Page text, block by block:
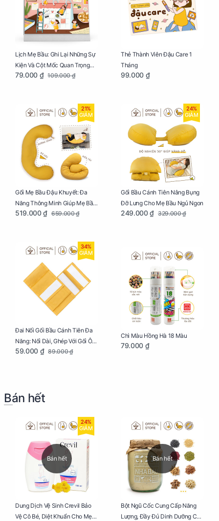
Lịch Mẹ Bầu: Ghi Lại Những Sự
Kiện Và Cột Mốc Quan Trọng
Của Mẹ Và Bé
79.000 ₫ 109.000 ₫
Thẻ Thành Viên Đậu Care 1
Tháng
99.000 ₫
21%
GIẢM
Gối Mẹ Bầu Đậu Khuyết: Đa
Năng Thông Minh Giúp Mẹ Bầu
Ngủ Ngon, Cho Bé Bú Sau Sinh
519.000 ₫ 659.000 ₫
24%
GIẢM
Gối Bầu Cánh Tiên Nâng Bụng
Đỡ Lưng Cho Mẹ Bầu Ngủ Ngon
249.000 ₫ 329.000 ₫
34%
GIẢM
Đai Nối Gối Bầu Cánh Tiên Đa
Năng: Nối Dài, Ghép Với Gối Ôm
Dễ Dàng
59.000 ₫ 89.000 ₫
Chì Màu Hồng Hà 18 Màu
79.000 ₫
Bán hết
Bán hết
24%
GIẢM
Dung Dịch Vệ Sinh Crevil Bảo
Vệ Cô Bé, Diệt Khuẩn Cho Mẹ
Bán hết
Bột Ngũ Cốc Cung Cấp Năng
Lượng, Đầy Đủ Dinh Dưỡng Cho